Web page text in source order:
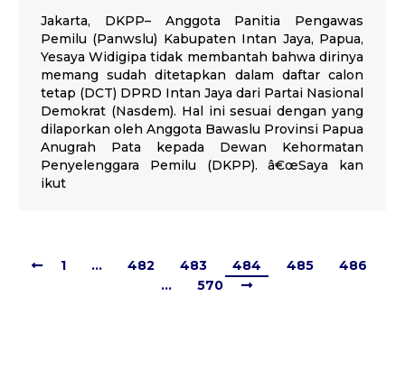
Jakarta, DKPP– Anggota Panitia Pengawas
Pemilu (Panwslu) Kabupaten Intan Jaya, Papua,
Yesaya Widigipa tidak membantah bahwa dirinya
memang sudah ditetapkan dalam daftar calon
tetap (DCT) DPRD Intan Jaya dari Partai Nasional
Demokrat (Nasdem). Hal ini sesuai dengan yang
dilaporkan oleh Anggota Bawaslu Provinsi Papua
Anugrah Pata kepada Dewan Kehormatan
Penyelenggara Pemilu (DKPP). â€œSaya kan
ikut
1 … 482 483 484 485
486
…
570